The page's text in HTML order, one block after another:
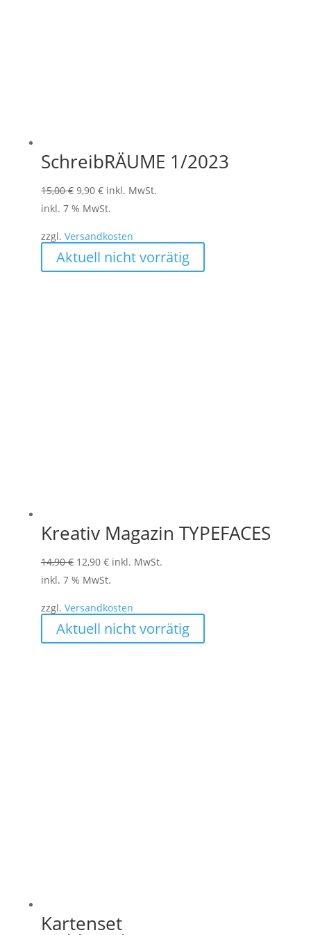
SchreibRÄUME 1/2023
15,00€ Ursprünglicher
Preis
15,00 €
9,90 €Aktueller
Preis
9,90 €.
inkl. MwSt.
inkl. 7 % MwSt.
zzgl. Versandkosten
Aktuell nicht vorrätig
Kreativ Magazin TYPEFACES
14,90€ Ursprünglicher
Preis
14,90 €
12,90 €Aktueller
Preis
12,90 €.
inkl. MwSt.
inkl. 7 % MwSt.
zzgl. Versandkosten
Aktuell nicht vorrätig
Kartenset